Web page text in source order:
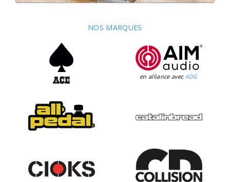
NOS MARQUES
en alliance avecADG